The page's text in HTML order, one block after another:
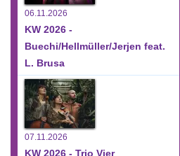
06.11.2026
KW 2026 -
Buechi/Hellmüller/Jerjen feat.
L. Brusa
07.11.2026
KW 2026 - Trio Vier